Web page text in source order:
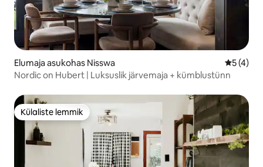
Elumaja asukohas Nisswa
5 (4)
Nordic on Hubert | Luksuslik järvemaja + kümblustünn
Külaliste lemmik
Külaliste lemmik